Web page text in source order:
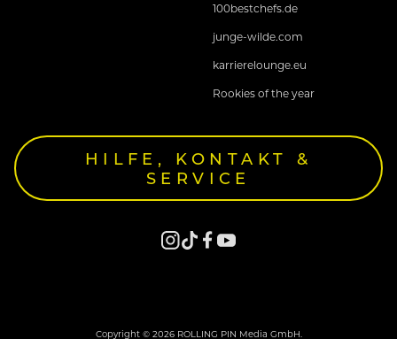
100bestchefs.de
junge-wilde.com
karrierelounge.eu
Rookies of the year
HILFE, KONTAKT &
SERVICE
Copyright © 2026 ROLLING PIN Media GmbH.